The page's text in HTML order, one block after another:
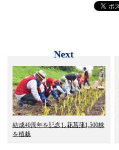
Next
結成40周年を記念し花菖蒲1,500株
を植栽